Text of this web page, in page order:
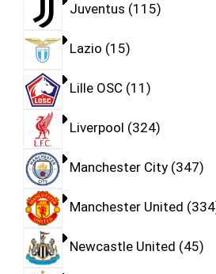
Juventus 115
Lazio 15
Lille OSC 11
Liverpool 324
Manchester City 347
Manchester United 334
Newcastle United 45